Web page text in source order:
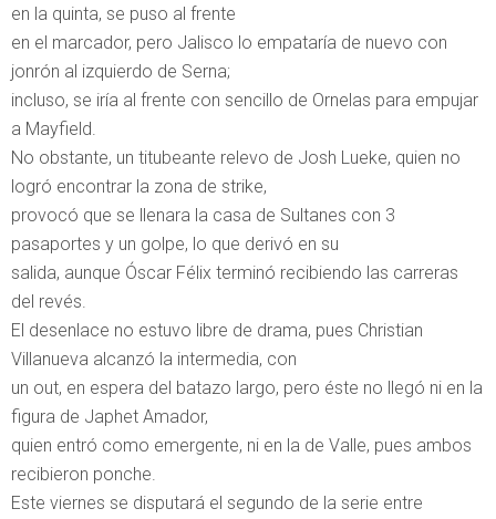
en la quinta, se puso al frente
en el marcador, pero Jalisco lo empataría de nuevo con
jonrón al izquierdo de Serna;
incluso, se iría al frente con sencillo de Ornelas para empujar
a Mayfield.
No obstante, un titubeante relevo de Josh Lueke, quien no
logró encontrar la zona de strike,
provocó que se llenara la casa de Sultanes con 3
pasaportes y un golpe, lo que derivó en su
salida, aunque Óscar Félix terminó recibiendo las carreras
del revés.
El desenlace no estuvo libre de drama, pues Christian
Villanueva alcanzó la intermedia, con
un out, en espera del batazo largo, pero éste no llegó ni en la
figura de Japhet Amador,
quien entró como emergente, ni en la de Valle, pues ambos
recibieron ponche.
Este viernes se disputará el segundo de la serie entre